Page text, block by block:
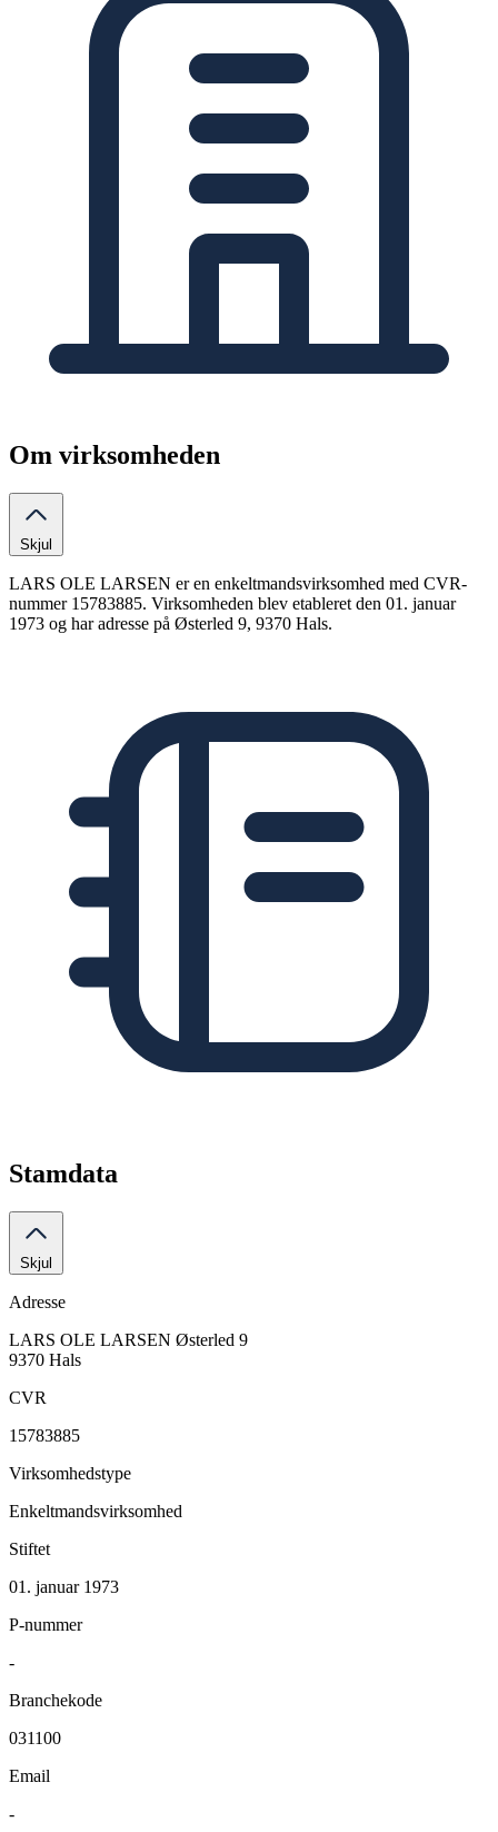
Om virksomheden
Skjul
LARS OLE LARSEN er en enkeltmandsvirksomhed med CVR-
nummer 15783885. Virksomheden blev etableret den 01. januar
1973 og har adresse på Østerled 9, 9370 Hals.
Stamdata
Skjul
Adresse
LARS OLE LARSEN Østerled 9
9370 Hals
CVR
15783885
Virksomhedstype
Enkeltmandsvirksomhed
Stiftet
01. januar 1973
P-nummer
-
Branchekode
031100
Email
-